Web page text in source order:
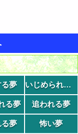
夢 いじめられる夢
る夢 追われる夢
夢 怖い夢